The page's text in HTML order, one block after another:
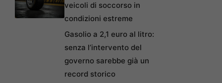
veicoli di soccorso in
condizioni estreme
Gasolio a 2,1 euro al litro:
senza l’intervento del
governo sarebbe già un
record storico